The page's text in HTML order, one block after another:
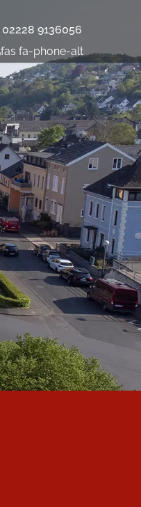
02228 9136056
fas fa-phone-alt